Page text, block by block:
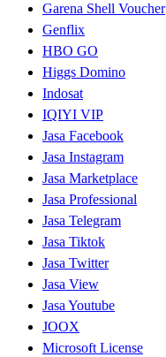
Garena Shell Voucher
Genflix
HBO GO
Higgs Domino
Indosat
IQIYI VIP
Jasa Facebook
Jasa Instagram
Jasa Marketplace
Jasa Professional
Jasa Telegram
Jasa Tiktok
Jasa Twitter
Jasa View
Jasa Youtube
JOOX
Microsoft License